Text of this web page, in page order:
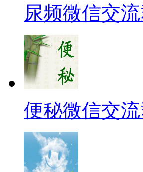
尿频微信交
便秘微信交